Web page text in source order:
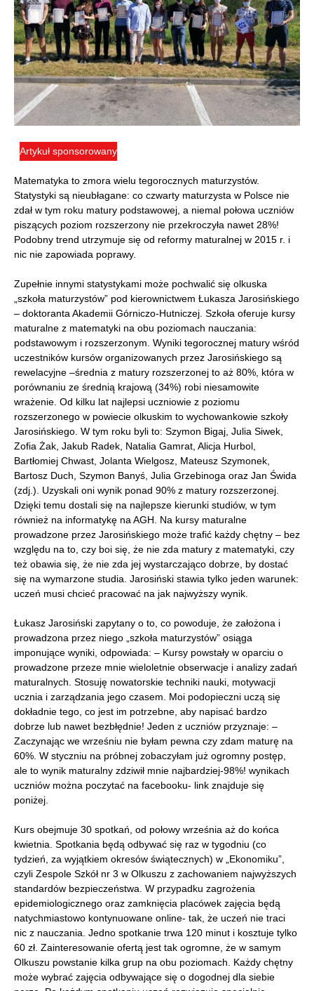
Artykuł sponsorowany
Matematyka to zmora wielu tegorocznych maturzystów.
Statystyki są nieubłagane: co czwarty maturzysta w Polsce nie
zdał w tym roku matury podstawowej, a niemal połowa uczniów
piszących poziom rozszerzony nie przekroczyła nawet 28%!
Podobny trend utrzymuje się od reformy maturalnej w 2015 r. i
nic nie zapowiada poprawy.
Zupełnie innymi statystykami może pochwalić się olkuska
„szkoła maturzystów” pod kierownictwem Łukasza Jarosińskiego
– doktoranta Akademii Górniczo-Hutniczej. Szkoła oferuje kursy
maturalne z matematyki na obu poziomach nauczania:
podstawowym i rozszerzonym. Wyniki tegorocznej matury wśród
uczestników kursów organizowanych przez Jarosińskiego są
rewelacyjne –średnia z matury rozszerzonej to aż 80%, która w
porównaniu ze średnią krajową (34%) robi niesamowite
wrażenie. Od kilku lat najlepsi uczniowie z poziomu
rozszerzonego w powiecie olkuskim to wychowankowie szkoły
Jarosińskiego. W tym roku byli to: Szymon Bigaj, Julia Siwek,
Zofia Żak, Jakub Radek, Natalia Gamrat, Alicja Hurbol,
Bartłomiej Chwast, Jolanta Wielgosz, Mateusz Szymonek,
Bartosz Duch, Szymon Banyś, Julia Grzebinoga oraz Jan Świda
(zdj.). Uzyskali oni wynik ponad 90% z matury rozszerzonej.
Dzięki temu dostali się na najlepsze kierunki studiów, w tym
również na informatykę na AGH. Na kursy maturalne
prowadzone przez Jarosińskiego może trafić każdy chętny – bez
względu na to, czy boi się, że nie zda matury z matematyki, czy
też obawia się, że nie zda jej wystarczająco dobrze, by dostać
się na wymarzone studia. Jarosiński stawia tylko jeden warunek:
uczeń musi chcieć pracować na jak najwyższy wynik.
Łukasz Jarosiński zapytany o to, co powoduje, że założona i
prowadzona przez niego „szkoła maturzystów” osiąga
imponujące wyniki, odpowiada: – Kursy powstały w oparciu o
prowadzone przeze mnie wieloletnie obserwacje i analizy zadań
maturalnych. Stosuję nowatorskie techniki nauki, motywacji
ucznia i zarządzania jego czasem. Moi podopieczni uczą się
dokładnie tego, co jest im potrzebne, aby napisać bardzo
dobrze lub nawet bezbłędnie! Jeden z uczniów przyznaje: –
Zaczynając we wrześniu nie byłam pewna czy zdam maturę na
60%. W styczniu na próbnej zobaczyłam już ogromny postęp,
ale to wynik maturalny zdziwił mnie najbardziej-98%! wynikach
uczniów można poczytać na facebooku- link znajduje się
poniżej.
Kurs obejmuje 30 spotkań, od połowy września aż do końca
kwietnia. Spotkania będą odbywać się raz w tygodniu (co
tydzień, za wyjątkiem okresów świątecznych) w „Ekonomiku”,
czyli Zespole Szkół nr 3 w Olkuszu z zachowaniem najwyższych
standardów bezpieczeństwa. W przypadku zagrożenia
epidemiologicznego oraz zamknięcia placówek zajęcia będą
natychmiastowo kontynuowane online- tak, że uczeń nie traci
nic z nauczania. Jedno spotkanie trwa 120 minut i kosztuje tylko
60 zł. Zainteresowanie ofertą jest tak ogromne, że w samym
Olkuszu powstanie kilka grup na obu poziomach. Każdy chętny
może wybrać zajęcia odbywające się o dogodnej dla siebie